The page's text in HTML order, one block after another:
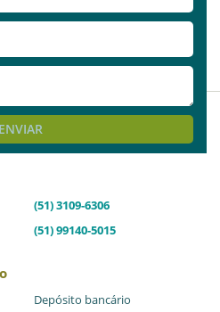
com o bem estar do
enfermagem!!!
ENVIAR
(51) 3109-6306
(51) 99140-5015
Depósito bancário